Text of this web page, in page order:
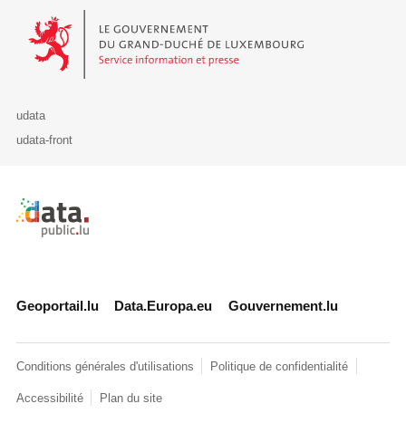
Le Gouvernement du Grand-Duché de Luxembourg - Service
udata
udata-front
Retour à l'accueil de data.public.lu
Geoportail.lu Data.Europa.eu Gouvernement.lu
Conditions générales d'utilisations Politique de confidentialité
Accessibilité Plan du site